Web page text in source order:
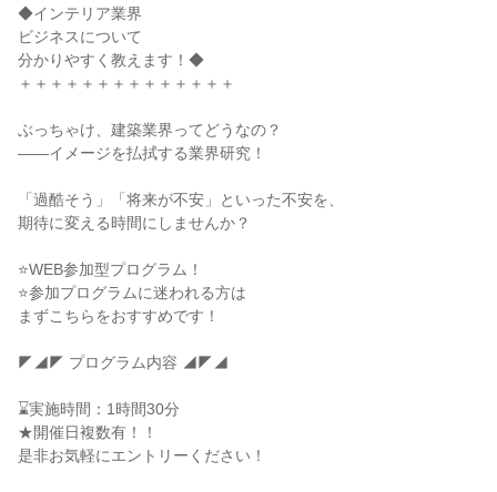
◆インテリア業界
ビジネスについて
分かりやすく教えます！◆
＋＋＋＋＋＋＋＋＋＋＋＋＋＋
ぶっちゃけ、建築業界ってどうなの？
——イメージを払拭する業界研究！
「過酷そう」「将来が不安」といった不安を、
期待に変える時間にしませんか？
⭐WEB参加型プログラム！
⭐参加プログラムに迷われる方は
まずこちらをおすすめです！
◤◢◤ プログラム内容 ◢◤◢
⌛実施時間：1時間30分
★開催日複数有！！
是非お気軽にエントリーください！